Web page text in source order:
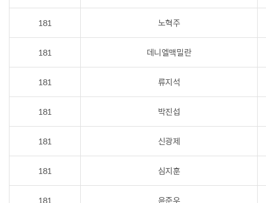
181 노혁주
181 데니엘맥밀란
181 류지석
181 박진섭
181 신광제
181 심지훈
181 윤준우